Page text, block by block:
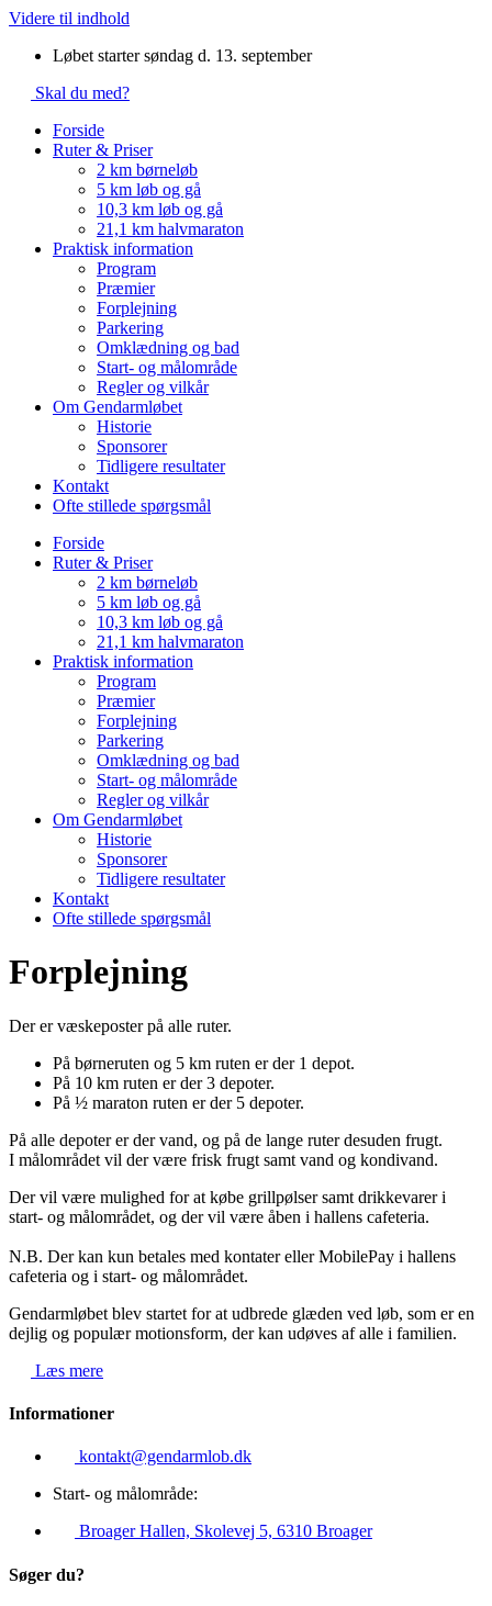
Videre til indhold
Løbet starter søndag d. 13. september
Skal du med?
Forside
Ruter & Priser
2 km børneløb
5 km løb og gå
10,3 km løb og gå
21,1 km halvmaraton
Praktisk information
Program
Præmier
Forplejning
Parkering
Omklædning og bad
Start- og målområde
Regler og vilkår
Om Gendarmløbet
Historie
Sponsorer
Tidligere resultater
Kontakt
Ofte stillede spørgsmål
Forside
Ruter & Priser
2 km børneløb
5 km løb og gå
10,3 km løb og gå
21,1 km halvmaraton
Praktisk information
Program
Præmier
Forplejning
Parkering
Omklædning og bad
Start- og målområde
Regler og vilkår
Om Gendarmløbet
Historie
Sponsorer
Tidligere resultater
Kontakt
Ofte stillede spørgsmål
Forplejning
Der er væskeposter på alle ruter.
På børneruten og 5 km ruten er der 1 depot.
På 10 km ruten er der 3 depoter.
På ½ maraton ruten er der 5 depoter.
På alle depoter er der vand, og på de lange ruter desuden frugt.
I målområdet vil der være frisk frugt samt vand og kondivand.
Der vil være mulighed for at købe grillpølser samt drikkevarer i
start- og målområdet, og der vil være åben i hallens cafeteria.
N.B. Der kan kun betales med kontater eller MobilePay i hallens
cafeteria og i start- og målområdet.
Gendarmløbet blev startet for at udbrede glæden ved løb, som er en
dejlig og populær motionsform, der kan udøves af alle i familien.
Læs mere
Informationer
kontakt@gendarmlob.dk
Start- og målområde:
Broager Hallen, Skolevej 5, 6310 Broager
Søger du?